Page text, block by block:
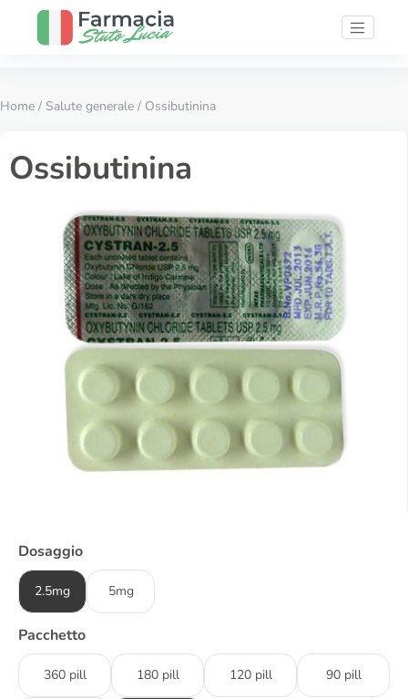
Home / Salute generale / Ossibutinina
Ossibutinina
Dosaggio
2.5mg 5mg
Pacchetto
360 pill 180 pill 120 pill 90 pill